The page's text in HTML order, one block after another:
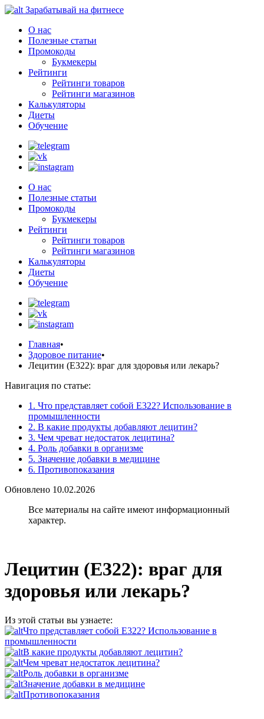
Зарабатывай на фитнесе
О нас
Полезные статьи
Промокоды
Букмекеры
Рейтинги
Рейтинги товаров
Рейтинги магазинов
Калькуляторы
Диеты
Обучение
О нас
Полезные статьи
Промокоды
Букмекеры
Рейтинги
Рейтинги товаров
Рейтинги магазинов
Калькуляторы
Диеты
Обучение
Главная•
Здоровое питание•
Лецитин (E322): враг для здоровья или лекарь?
Навигация по статье:
1. Что представляет собой Е322? Использование в
промышленности
2. В какие продукты добавляют лецитин?
3. Чем чреват недостаток лецитина?
4. Роль добавки в организме
5. Значение добавки в медицине
6. Противопоказания
Обновлено 10.02.2026
Все материалы на сайте имеют информационный
характер.
Лецитин (E322): враг для
здоровья или лекарь?
Из этой статьи вы узнаете:
Что представляет собой Е322? Использование в
промышленности
В какие продукты добавляют лецитин?
Чем чреват недостаток лецитина?
Роль добавки в организме
Значение добавки в медицине
Противопоказания